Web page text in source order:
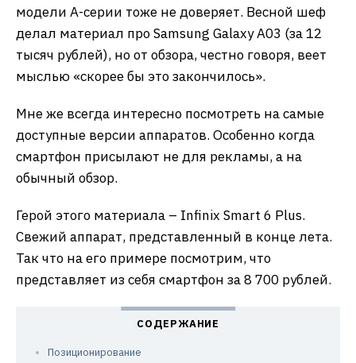
модели А-серии тоже не доверяет. Весной шеф
делал материал про Samsung Galaxy A03 (за 12
тысяч рублей), но от обзора, честно говоря, веет
мыслью «скорее бы это закончилось».
Мне же всегда интересно посмотреть на самые
доступные версии аппаратов. Особенно когда
смартфон присылают не для рекламы, а на
обычный обзор.
Герой этого материала – Infinix Smart 6 Plus.
Свежий аппарат, представленный в конце лета.
Так что на его примере посмотрим, что
представляет из себя смартфон за 8 700 рублей.
Позиционирование